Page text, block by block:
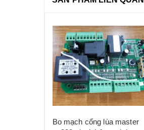
Bo mạch cổng lùa master